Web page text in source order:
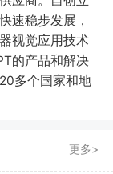
速稳步发展，
视觉应用技术
的产品和解决
多个国家和地
更多>